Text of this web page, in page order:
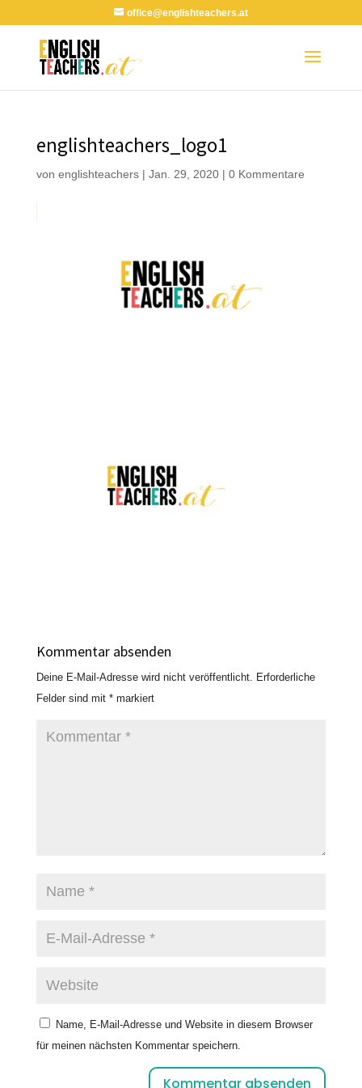
office@englishteachers.at
englishteachers_logo1
von englishteachers| Jan. 29, 2020| 0 Kommentare
Kommentar absenden
Deine E-Mail-Adresse wird nicht veröffentlicht.
Erforderliche
Felder sind mit *markiert
Name, E-Mail-Adresse und Website in diesem Browser
für meinen nächsten Kommentar speichern.